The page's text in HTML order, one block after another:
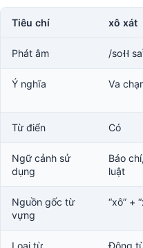
Tiêu chí xô xát
Phát âm /so˧˧
Ý nghĩa Va
Từ điển Có
Ngữ cảnh sử
dụng
Báo
luật
Nguồn gốc từ
vựng
“xô” +